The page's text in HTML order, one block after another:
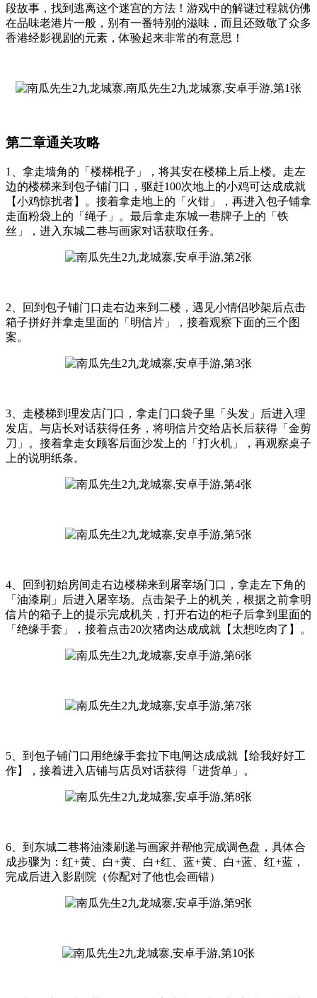
段故事，找到逃离这个迷宫的方法！游戏中的解谜过程就仿佛
在品味老港片一般，别有一番特别的滋味，而且还致敬了众多
香港经影视剧的元素，体验起来非常的有意思！
第二章通关攻略
1、拿走墙角的「楼梯棍子」，将其安在楼梯上后上楼。走左
边的楼梯来到包子铺门口，驱赶100次地上的小鸡可达成成就
【小鸡惊扰者】。接着拿走地上的「火钳」，再进入包子铺拿
走面粉袋上的「绳子」。最后拿走东城一巷牌子上的「铁
丝」，进入东城二巷与画家对话获取任务。
2、回到包子铺门口走右边来到二楼，遇见小情侣吵架后点击
箱子拼好并拿走里面的「明信片」，接着观察下面的三个图
案。
3、走楼梯到理发店门口，拿走门口袋子里「头发」后进入理
发店。与店长对话获得任务，将明信片交给店长后获得「金剪
刀」。接着拿走女顾客后面沙发上的「打火机」，再观察桌子
上的说明纸条。
4、回到初始房间走右边楼梯来到屠宰场门口，拿走左下角的
「油漆刷」后进入屠宰场。点击架子上的机关，根据之前拿明
信片的箱子上的提示完成机关，打开右边的柜子后拿到里面的
「绝缘手套」，接着点击20次猪肉达成成就【太想吃肉了】。
5、到包子铺门口用绝缘手套拉下电闸达成成就【给我好好工
作】，接着进入店铺与店员对话获得「进货单」。
6、到东城二巷将油漆刷递与画家并帮他完成调色盘，具体合
成步骤为：红+黄、白+黄、白+红、蓝+黄、白+蓝、红+蓝，
完成后进入影剧院（你配对了他也会画错）